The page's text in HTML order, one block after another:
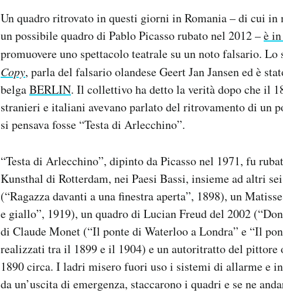
Un quadro ritrovato in questi giorni in Romania – di cui in
un possibile quadro di Pablo Picasso rubato nel 2012 –è
promuovere uno spettacolo teatrale su un noto falsario. Lo
Copy, parla del falsario olandese Geert Jan Jansen ed è
belgaBERLIN. Il collettivo ha detto la verità dopo che il
stranieri e italiani avevano parlato del ritrovamento di un
si pensava fosse “Testa di Arlecchino”.
“Testa di Arlecchino”, dipinto da Picasso nel 1971, fu
Kunsthal di Rotterdam, nei Paesi Bassi, insieme ad altri
(“Ragazza davanti a una finestra aperta”, 1898), un
e giallo”, 1919), un quadro di Lucian Freud del 2002
di Claude Monet (“Il ponte di Waterloo a Londra” e “Il
realizzati tra il 1899 e il 1904) e un autoritratto del pittore
1890 circa. I ladri misero fuori uso i sistemi di allarme e
da un’uscita di emergenza, staccarono i quadri e se ne